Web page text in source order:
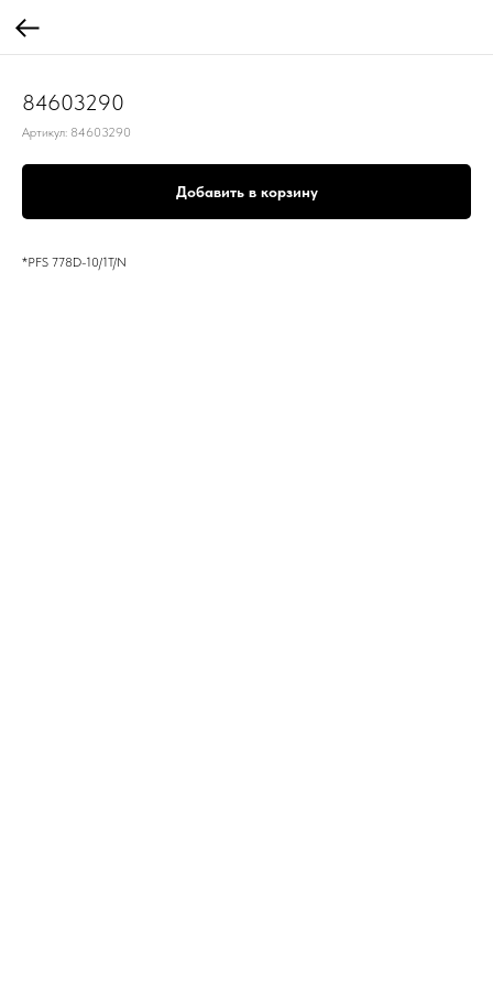
84603290
Артикул: 84603290
Добавить в корзину
*PFS 778D-10/1T/N